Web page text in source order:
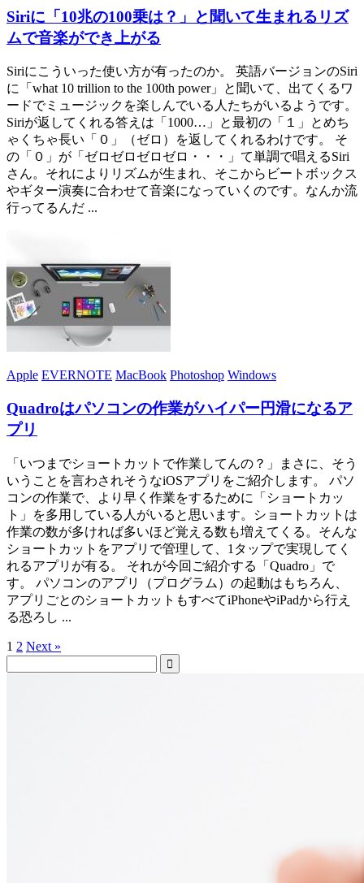
Siriに「10兆の100乗は？」と聞いて生まれるリズ
ムで音楽ができ上がる
Siriにこういった使い方が有ったのか。 英語バージョンのSiri
に「what 10 trillion to the 100th power」と聞いて、出てくるワ
ードでミュージックを楽しんでいる人たちがいるようです。
Siriが返してくれる答えは「1000…」と最初の「１」とめち
ゃくちゃ長い「０」（ゼロ）を返してくれるわけです。 そ
の「０」が「ゼロゼロゼロゼロ・・・」て単調で唱えるSiri
さん。それによりリズムが生まれ、そこからビートボックス
やギター演奏に合わせて音楽になっていくのです。なんか流
行ってるんだ ...
Apple EVERNOTE MacBook Photoshop Windows
Quadroはパソコンの作業がハイパー円滑になるア
プリ
「いつまでショートカットで作業してんの？」まさに、そう
いうことを言わされそうなiOSアプリをご紹介します。 パソ
コンの作業で、より早く作業をするために「ショートカッ
ト」を多用している人がいると思います。ショートカットは
作業の数が多ければ多いほど覚える数も増えてくる。そんな
ショートカットをアプリで管理して、1タップで実現してく
れるアプリが有る。 それが今回ご紹介する「Quadro」で
す。 パソコンのアプリ（プログラム）の起動はもちろん、
アプリごとのショートカットもすべてiPhoneやiPadから行え
る恐ろし ...
1 2 Next »